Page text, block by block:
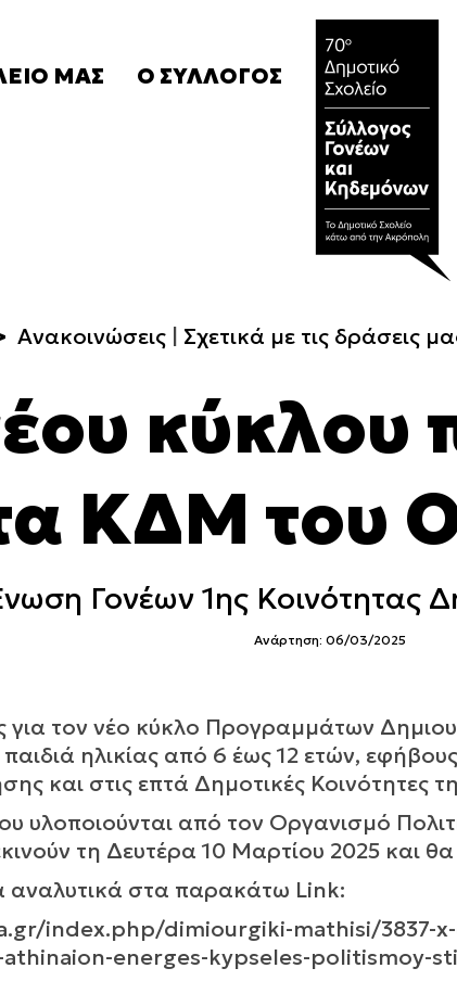
ΜΑΣ Ο ΣΥΛΛΟΓΟΣ
Ανακοινώσεις Σχετικά με τις δράσεις
ΚΔΜ του
Γονέων 1ης Κοινότητας
Ανάρτηση: 06/03/2025
για τον νέο κύκλο Προγραμμάτων
ηλικίας από 6 έως 12 ετών,
και στις επτά Δημοτικές Κοινότητες
υλοποιούνται από τον Οργανισμό
τη Δευτέρα 10 Μαρτίου 2025 και θα
αναλυτικά στα παρακάτω Link:
index.php/dimiourgiki-mathisi/3837-
energes-kypseles-politismoy-